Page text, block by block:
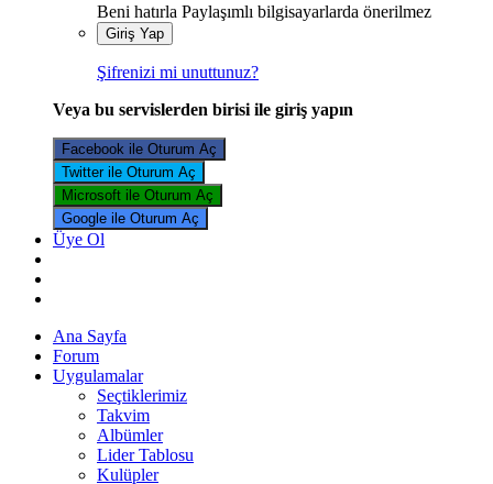
Beni hatırla Paylaşımlı bilgisayarlarda önerilmez
Giriş Yap
Şifrenizi mi unuttunuz?
Veya bu servislerden birisi ile giriş yapın
Facebook ile Oturum Aç
Twitter ile Oturum Aç
Microsoft ile Oturum Aç
Google ile Oturum Aç
Üye Ol
Ana Sayfa
Forum
Uygulamalar
Seçtiklerimiz
Takvim
Albümler
Lider Tablosu
Kulüpler